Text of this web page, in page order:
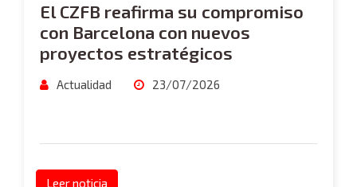
El CZFB reafirma su compromiso
con Barcelona con nuevos
proyectos estratégicos
Actualidad 23/07/2026
Leer noticia